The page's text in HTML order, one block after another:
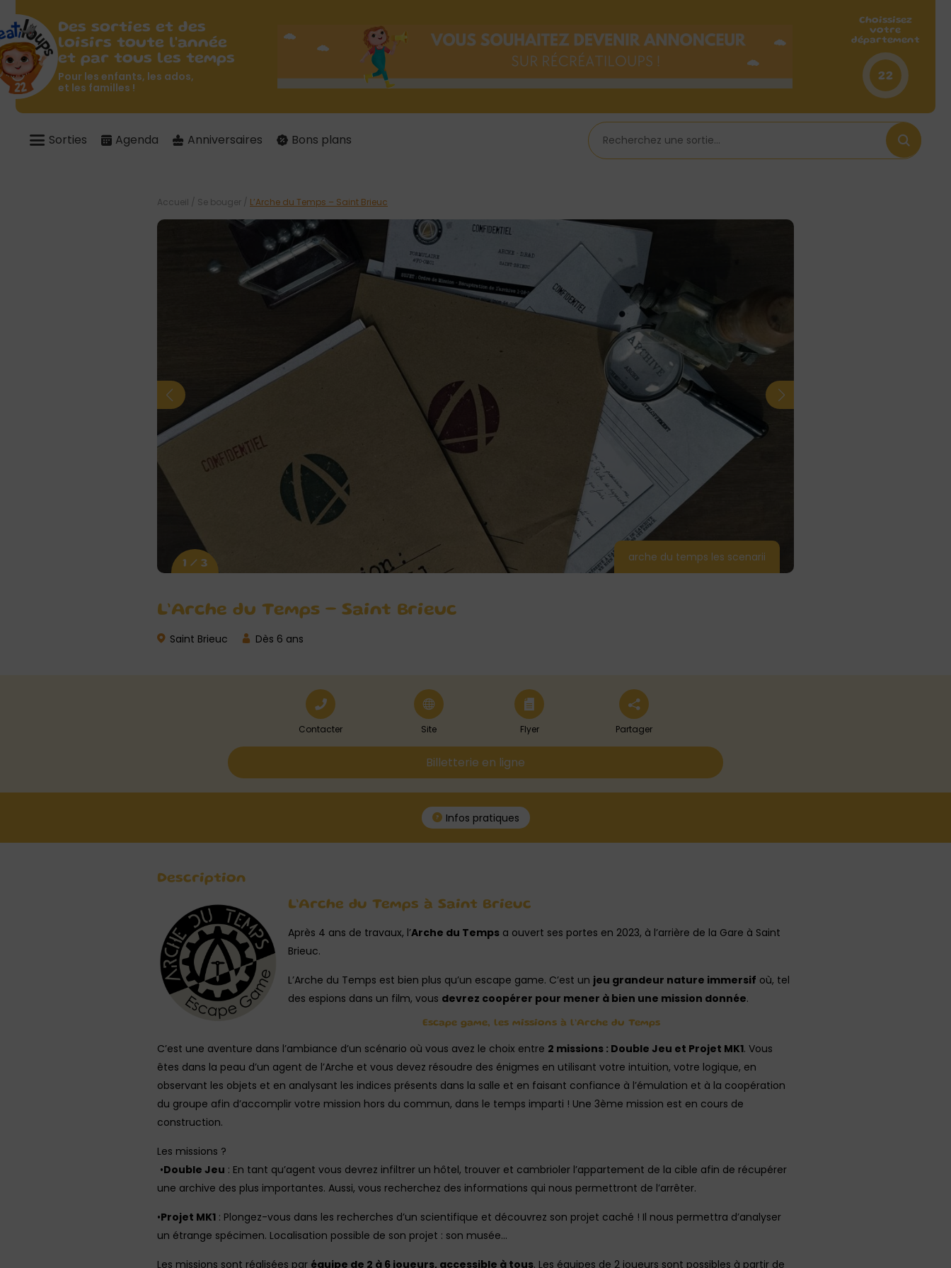
Des sorties et des
loisirs toute l'année
et par tous les temps
Pour les enfants, les ados,
et les familles !
Choissisez
votre
département
22
Sorties Agenda Anniversaires Bons plans
L’Arche du Temps – Saint Brieuc
Saint Brieuc Dès 6 ans
arche du temps les scenarii
1 / 3
Accueil / Se bouger / L’Arche du Temps – Saint Brieuc
Contacter Site Flyer Partager
Billetterie en ligne
Infos pratiques
Description
L’Arche du Temps à Saint Brieuc
Après 4 ans de travaux, l’Arche du Temps a ouvert ses portes en 2023, à l’arrière de la Gare à Saint
Brieuc.
L’Arche du Temps est bien plus qu’un escape game. C’est un jeu grandeur nature immersif où, tel
des espions dans un film, vous devrez coopérer pour mener à bien une mission donnée.
Escape game, les missions à l’Arche du Temps
C’est une aventure dans l’ambiance d’un scénario où vous avez le choix entre 2 missions : Double Jeu et Projet MK1. Vous
êtes dans la peau d’un agent de l’Arche et vous devez résoudre des énigmes en utilisant votre intuition, votre logique, en
observant les objets et en analysant les indices présents dans la salle et en faisant confiance à l’émulation et à la coopération
du groupe afin d’accomplir votre mission hors du commun, dans le temps imparti ! Une 3ème mission est en cours de
construction.
Les missions ?
•Double Jeu : En tant qu’agent vous devrez infiltrer un hôtel, trouver et cambrioler l’appartement de la cible afin de récupérer
une archive des plus importantes. Aussi, vous recherchez des informations qui nous permettront de l’arrêter.
•Projet MK1 : Plongez-vous dans les recherches d’un scientifique et découvrez son projet caché ! Il nous permettra d’analyser
un étrange spécimen. Localisation possible de son projet : son musée…
Les missions sont réalisées par équipe de 2 à 6 joueurs, accessible à tous. Les équipes de 2 joueurs sont possibles à partir de